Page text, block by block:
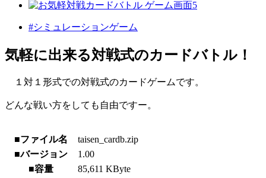
#シミュレーションゲーム
気軽に出来る対戦式のカードバトル！
１対１形式での対戦式のカードゲームです。
どんな戦い方をしても自由ですー。
■ファイル名
taisen_cardb.zip
■バージョン
1.00
■容量
85,611 KByte